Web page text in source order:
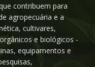
contribuem para
agropecuária e a
cultivares,
e biológicos -
equipamentos e